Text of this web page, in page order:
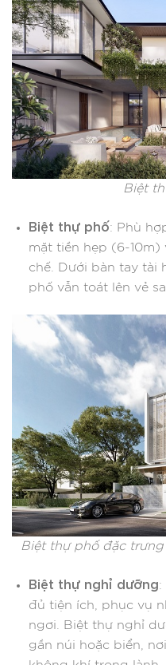
Biệt
Biệt thự phố: Phù
mặt tiền hẹp (6-10m)
chế. Dưới bàn tay tài
phố vẫn toát lên vẻ
Biệt thự phố đặc
Biệt thự nghỉ dưỡng:
đủ tiện ích, phục vụ
ngơi. Biệt thự nghỉ
gần núi hoặc biển,